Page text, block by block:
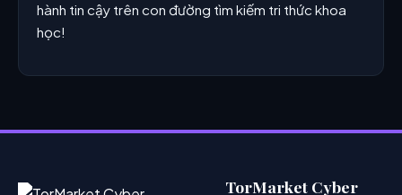
hành tin cậy trên con đường tìm kiếm tri thức khoa
học!
TorMarket Cyber